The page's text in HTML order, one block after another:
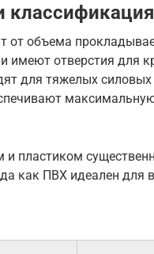
от объема
имеют отверстия для
для тяжелых
пластиком
как ПВХ идеален для